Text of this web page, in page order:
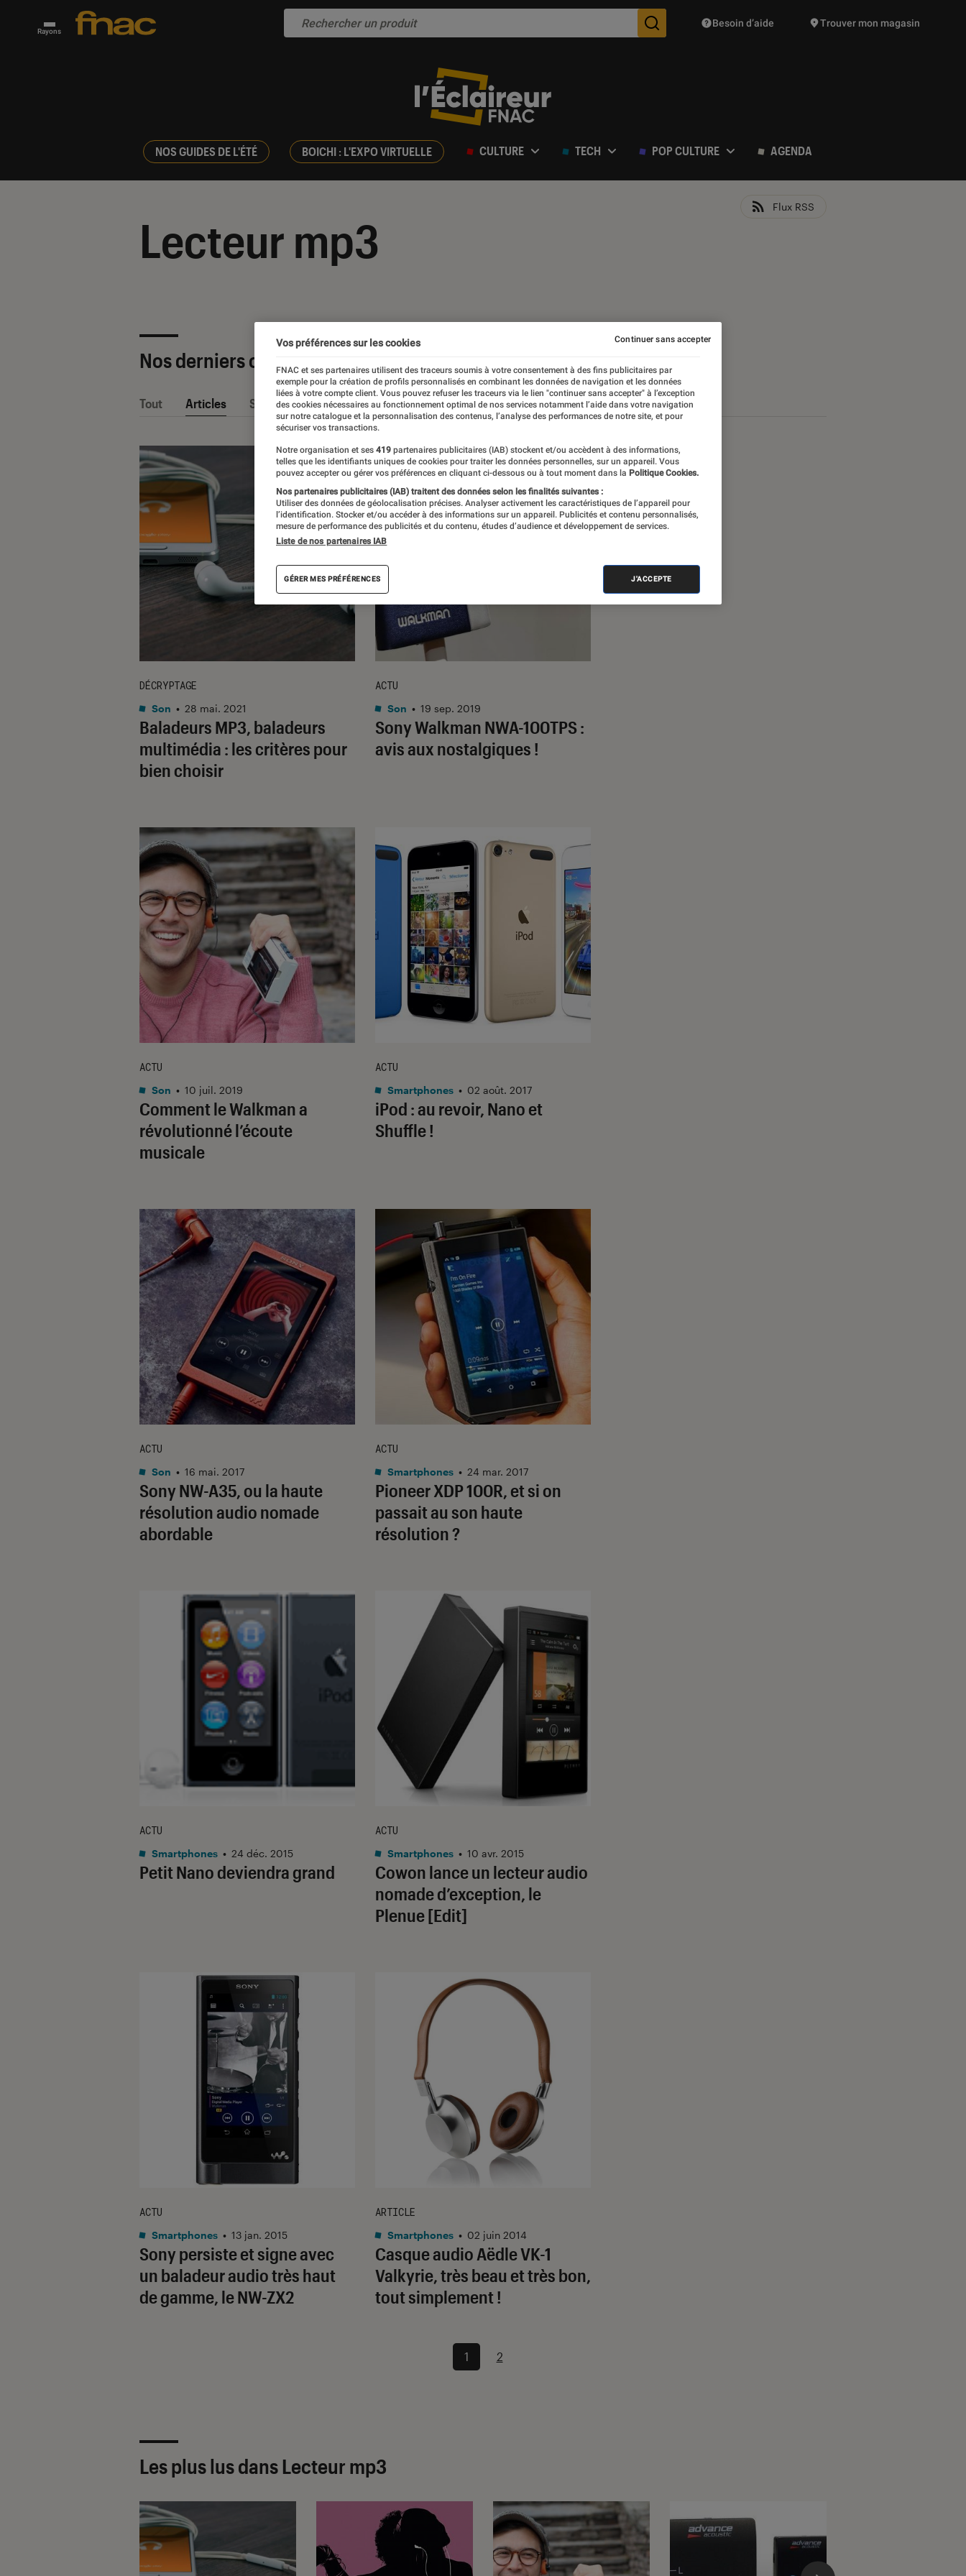
Rayons Des suggestions de produits vont vous être proposées
Besoin d’aide Trouver mon magasin
NOS GUIDES DE L'ÉTÉ BOICHI : L'EXPO VIRTUELLE CULTURE TECH POP CULTURE AGENDA
Lecteur mp3
Flux RSS
Nos derniers contenus
Tout Articles Sélections et guides Tests
Baladeurs MP3, baladeurs
multimédia : les critères pour
bien choisir
DÉCRYPTAGE
Son • 28 mai. 2021
Sony Walkman NWA-100TPS :
avis aux nostalgiques !
ACTU
Son • 19 sep. 2019
Comment le Walkman a
révolutionné l’écoute
musicale
ACTU
Son • 10 juil. 2019
iPod : au revoir, Nano et
Shuffle !
ACTU
Smartphones • 02 août. 2017
Sony NW-A35, ou la haute
résolution audio nomade
abordable
ACTU
Son • 16 mai. 2017
Pioneer XDP 100R, et si on
passait au son haute
résolution ?
ACTU
Smartphones • 24 mar. 2017
Petit Nano deviendra grand
ACTU
Smartphones • 24 déc. 2015
Cowon lance un lecteur audio
nomade d’exception, le
Plenue [Edit]
ACTU
Smartphones • 10 avr. 2015
Sony persiste et signe avec
un baladeur audio très haut
de gamme, le NW-ZX2
ACTU
Smartphones • 13 jan. 2015
Casque audio Aëdle VK-1
Valkyrie, très beau et très bon,
tout simplement !
ARTICLE
Smartphones • 02 juin 2014
1 2
Les plus lus dans Lecteur mp3
Vos préférences sur les cookies
FNAC et ses partenaires utilisent des traceurs soumis à votre consentement à des fins publicitaires par
exemple pour la création de profils personnalisés en combinant les données de navigation et les données
liées à votre compte client. Vous pouvez refuser les traceurs via le lien "continuer sans accepter" à l’exception
des cookies nécessaires au fonctionnement optimal de nos services notamment l’aide dans votre navigation
sur notre catalogue et la personnalisation des contenus, l’analyse des performances de notre site, et pour
sécuriser vos transactions.
Notre organisation et ses 419 partenaires publicitaires (IAB) stockent et/ou accèdent à des informations,
telles que les identifiants uniques de cookies pour traiter les données personnelles, sur un appareil. Vous
pouvez accepter ou gérer vos préférences en cliquant ci-dessous ou à tout moment dans la Politique Cookies.
Nos partenaires publicitaires (IAB) traitent des données selon les finalités suivantes :
Utiliser des données de géolocalisation précises. Analyser activement les caractéristiques de l’appareil pour
l’identification. Stocker et/ou accéder à des informations sur un appareil. Publicités et contenu personnalisés,
mesure de performance des publicités et du contenu, études d’audience et développement de services.
Liste de nos partenaires IAB
GÉRER MES PRÉFÉRENCES J'ACCEPTE
Continuer sans accepter